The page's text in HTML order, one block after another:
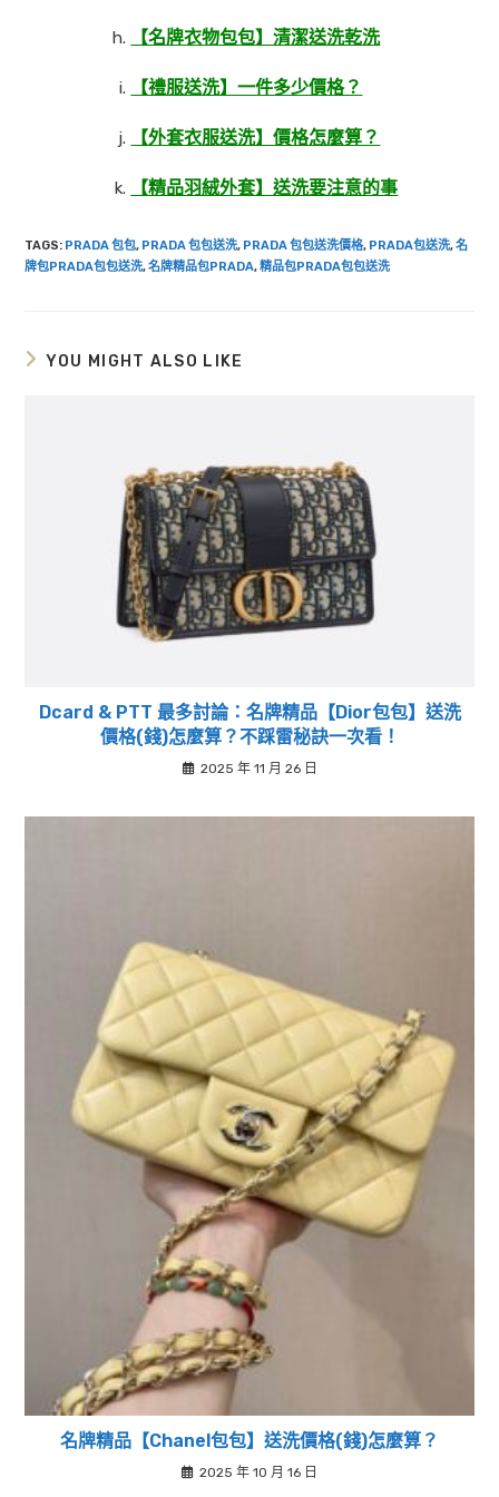
【名牌衣物包包】清潔送洗乾洗
【禮服送洗】一件多少價格？
【外套衣服送洗】價格怎麼算？
【精品羽絨外套】送洗要注意的事
TAGS: PRADA 包包, PRADA 包包送洗, PRADA 包包送洗價格, PRADA包送洗,名
牌包PRADA包包送洗,名牌精品包PRADA,精品包PRADA包包送洗
YOU MIGHT ALSO LIKE
Dcard & PTT 最多討論：名牌精品【Dior包包】送洗
價格(錢)怎麼算？不踩雷秘訣一次看！
2025 年 11 月 26 日
名牌精品【Chanel包包】送洗價格(錢)怎麼算？
2025 年 10 月 16 日